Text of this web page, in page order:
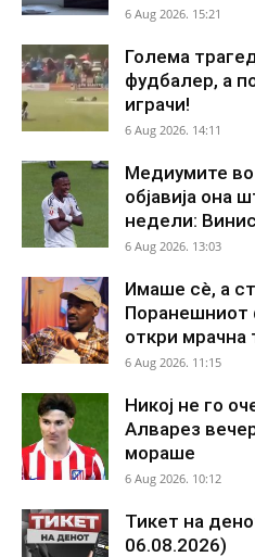
6 Aug 2026. 15:21
Голема
фудбалер, а
играчи!
6 Aug 2026. 14:11
Медиумите во
објавија она
недели:
6 Aug 2026. 13:03
Имаше сè, а
Поранешниот
откри мрачна
6 Aug 2026. 11:15
Никој не го
Алварез
мораше
6 Aug 2026. 10:12
Тикет на
06.08.2026)